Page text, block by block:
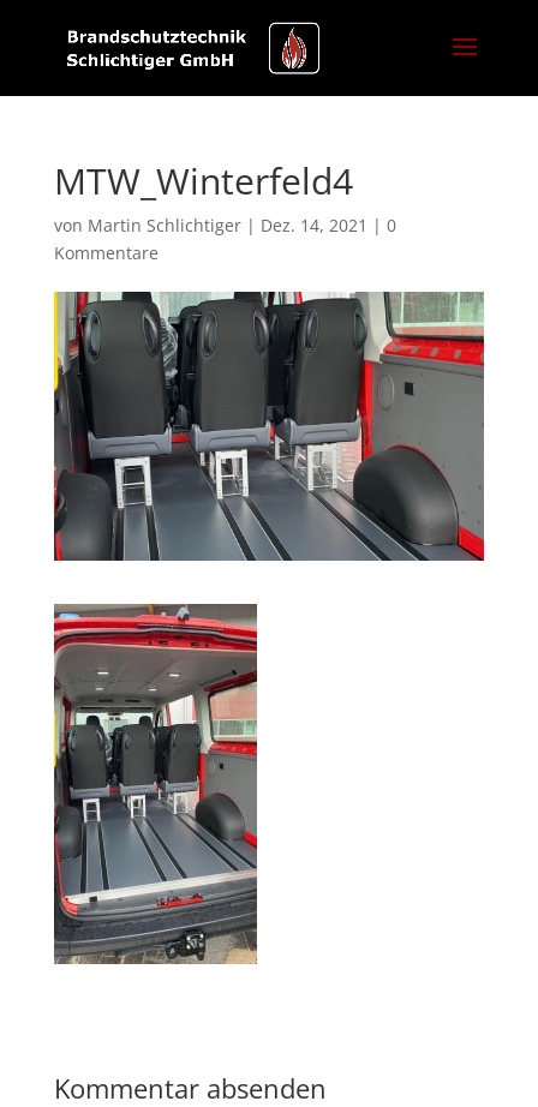
MTW_Winterfeld4
von Martin Schlichtiger| Dez. 14, 2021 | 0
Kommentare
Kommentar absenden